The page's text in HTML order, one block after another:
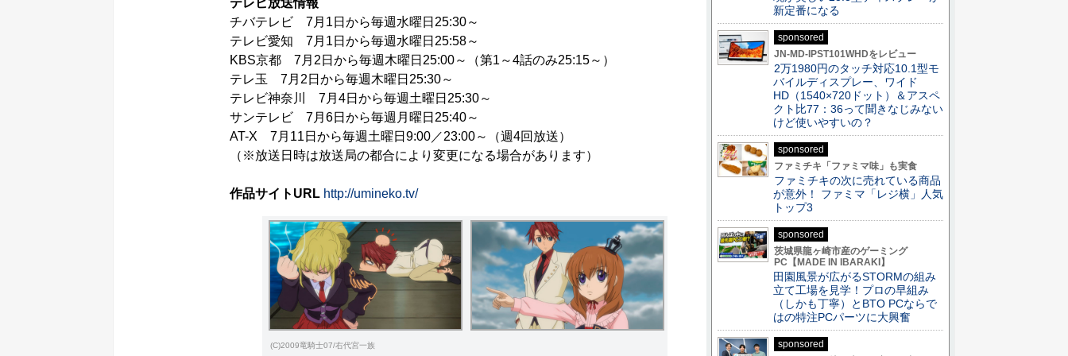
テレビ放送情報
チバテレビ 7月1日から毎週水曜日25:30～
テレビ愛知 7月1日から毎週水曜日25:58～
KBS京都 7月2日から毎週木曜日25:00～（第1～4話のみ25:15～）
テレ玉 7月2日から毎週木曜日25:30～
テレビ神奈川 7月4日から毎週土曜日25:30～
サンテレビ 7月6日から毎週月曜日25:40～
AT-X 7月11日から毎週土曜日9:00／23:00～（週4回放送）
（※放送日時は放送局の都合により変更になる場合があります）
作品サイトURL http://umineko.tv/
(C)2009竜騎士07/右代宮一族
新定番になる
sponsored
JN-MD-IPST101WHDをレビュー
2万1980円のタッチ対応10.1型モ
バイルディスプレー、ワイド
HD（1540×720ドット）＆アスペ
クト比77：36って聞きなじみない
けど使いやすいの？
sponsored
ファミチキ「ファミマ味」も実食
ファミチキの次に売れている商品
が意外！ ファミマ「レジ横」人気
トップ3
sponsored
茨城県龍ヶ崎市産のゲーミング
PC【MADE IN IBARAKI】
田園風景が広がるSTORMの組み
立て工場を見学！プロの早組み
（しかも丁寧）とBTO PCならで
はの特注PCパーツに大興奮
sponsored